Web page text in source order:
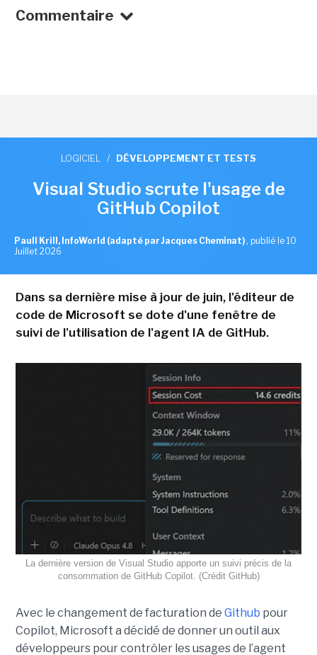
Commentaire
LOGICIEL / DÉVELOPPEMENT ET TESTS
Visual Studio scrute l'usage de
GitHub Copilot
Paull Krill, InfoWorld (adapté par Jacques Cheminat) , publié le 10
Juillet 2026
Dans sa dernière mise à jour de juin, l'éditeur de
code de Microsoft se dote d'une fenêtre de
suivi de l'utilisation de l'agent IA de GitHub.
La dernière version de Visual Studio apporte un suivi précis de la
consommation de GitHub Copilot. (Crédit GitHub)
Avec le changement de facturation de Github pour
Copilot, Microsoft a décidé de donner un outil aux
développeurs pour contrôler les usages de l’agent